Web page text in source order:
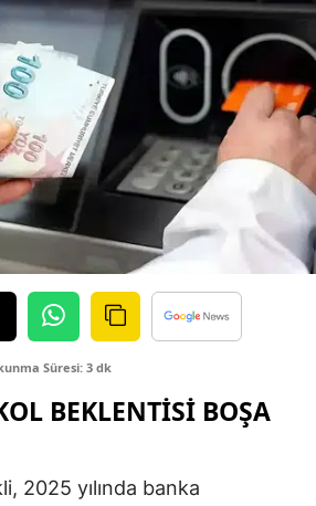
Bursa
Çanakkale
Çankırı
Çorum
Denizli
Diyarbakır
Edirne
Elazığ
Erzurum
Süresi: 3 dk
BEKLENTISI BOŞA
2025 yılında banka